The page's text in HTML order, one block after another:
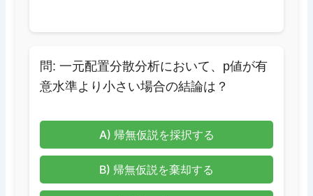
問: 一元配置分散分析において、p値が有
意水準より小さい場合の結論は？
A) 帰無仮説を採択する
B) 帰無仮説を棄却する